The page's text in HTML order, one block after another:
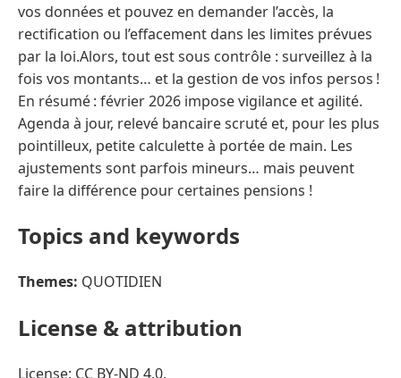
vos données et pouvez en demander l’accès, la
rectification ou l’effacement dans les limites prévues
par la loi.Alors, tout est sous contrôle : surveillez à la
fois vos montants… et la gestion de vos infos persos !
En résumé : février 2026 impose vigilance et agilité.
Agenda à jour, relevé bancaire scruté et, pour les plus
pointilleux, petite calculette à portée de main. Les
ajustements sont parfois mineurs… mais peuvent
faire la différence pour certaines pensions !
Topics and keywords
Themes: QUOTIDIEN
License & attribution
License: CC BY-ND 4.0.